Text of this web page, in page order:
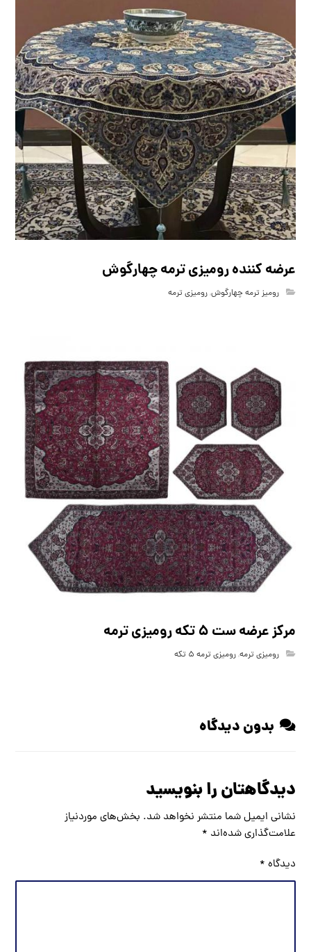
عرضه کننده رومیزی ترمه چهارگوش
رومیز ترمه چهارگوش,رومیزی ترمه
مرکز عرضه ست ۵ تکه رومیزی ترمه
رومیزی ترمه,رومیزی ترمه ۵ تکه
بدون دیدگاه
دیدگاهتان را بنویسید
نشانی ایمیل شما منتشر نخواهد شد. بخش‌های موردنیاز
علامت‌گذاری شده‌اند *
دیدگاه *